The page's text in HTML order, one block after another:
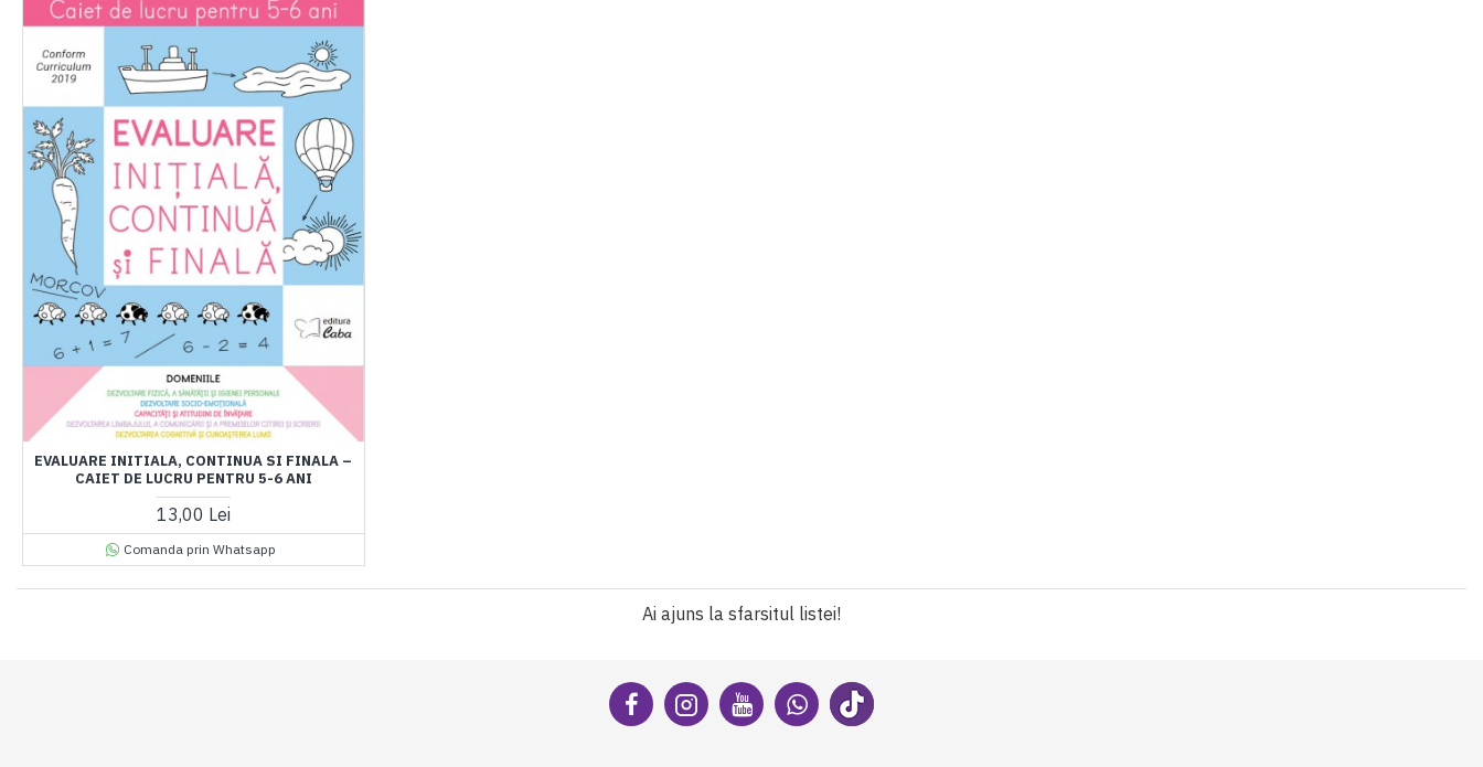
EVALUARE INITIALA, CONTINUA SI FINALA –
CAIET DE LUCRU PENTRU 5-6 ANI
13,00 Lei
Comanda prin Whatsapp
Ai ajuns la sfarsitul listei!